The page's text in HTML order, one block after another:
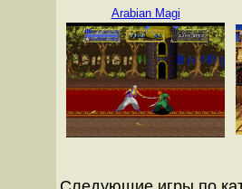
Arabian Magi